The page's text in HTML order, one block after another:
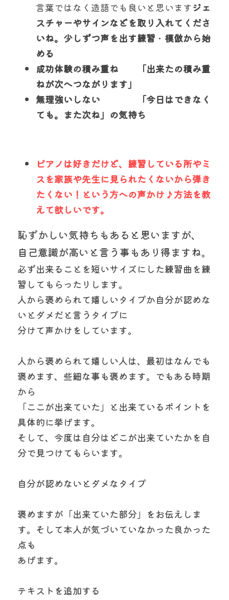
言葉ではなく造語でも良いと思いますジェ
スチャーやサインなどを取り入れてくださ
いね。 少しずつ声を出す練習 ・ 模倣から始
める
成功体験の積み重ね　　「出来たの積み重
ねが次へつながります」
無理強いしない　　　　「今日はできなく
ても。また次ね」の気持ち
ピアノは好きだけど、練習している所やミ
スを家族や先生に見られたくないから弾き
たくない！という方への声かけ♪方法を教
えて欲しいです。
恥ずかしい気持ちもあると思いますが、
自己意識が高いと言う事もあり得ますね。
必ず出来ることを短いサイズにした練習曲を練
習してもらったりします。
人から褒められて嬉しいタイプか自分が認めな
いとダメだと言うタイプに
分けて声かけをしています。
人から褒められて嬉しい人は、最初はなんでも
褒めます、些細な事も褒めます。でもある時期
から
「ここが出来ていた」と出来ているポイントを
具体的に挙げます。
そして、今度は自分はどこが出来ていたかを自
分で見つけてもらいます。
自分が認めないとダメなタイプ
褒めますが「出来ていた部分」をお伝えしま
す。そして本人が気づいていなかった良かった
点も
あげます。
テキストを追加する